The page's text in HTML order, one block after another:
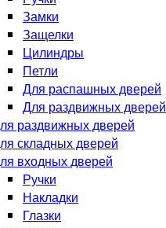
Замки
Защелки
Цилиндры
Петли
Для распашных дверей
Для раздвижных дверей
раздвижных дверей
складных дверей
входных дверей
Ручки
Накладки
Глазки